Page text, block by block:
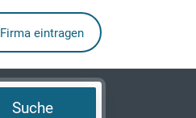
Firma eintragen
Suche